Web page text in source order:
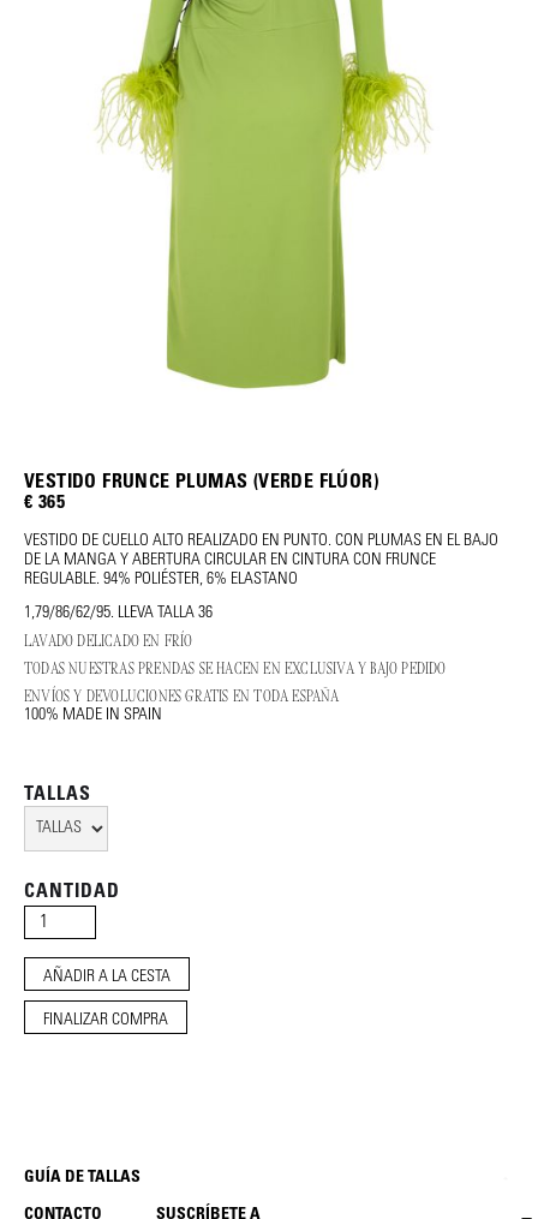
VESTIDO FRUNCE PLUMAS (VERDE FLÚOR)
€ 365
VESTIDO DE CUELLO ALTO REALIZADO EN PUNTO. CON PLUMAS EN EL BAJO
DE LA MANGA Y ABERTURA CIRCULAR EN CINTURA CON FRUNCE
REGULABLE. 94% POLIÉSTER, 6% ELASTANO
1,79/86/62/95. LLEVA TALLA 36
LAVADO DELICADO EN FRÍO
TODAS NUESTRAS PRENDAS SE HACEN EN EXCLUSIVA Y BAJO PEDIDO
ENVÍOS Y DEVOLUCIONES GRATIS EN TODA ESPAÑA
100% MADE IN SPAIN
TALLAS
CANTIDAD
FINALIZAR COMPRA
GUÍA DE TALLAS